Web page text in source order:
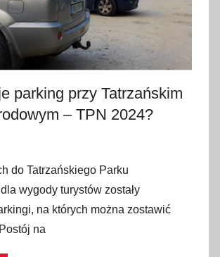
parking przy Tatrzańskim
– TPN 2024?
do Tatrzańskiego Parku
wygody turystów zostały
na których można zostawić
na